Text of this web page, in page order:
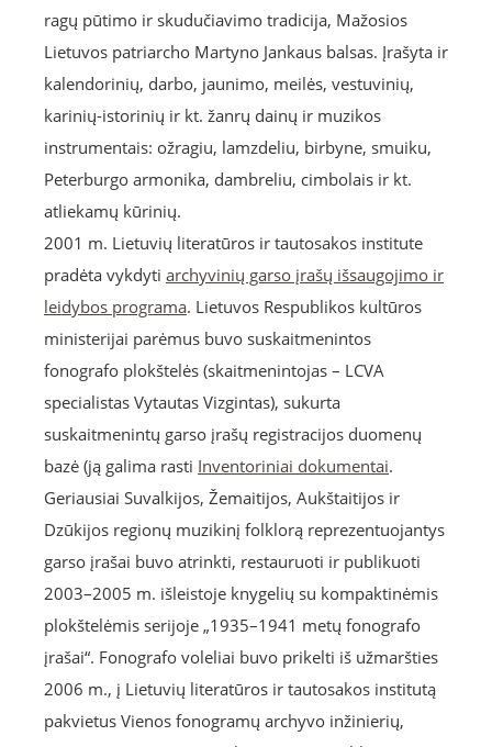
ragų pūtimo ir skudučiavimo tradicija, Mažosios
Lietuvos patriarcho Martyno Jankaus balsas. Įrašyta ir
kalendorinių, darbo, jaunimo, meilės, vestuvinių,
karinių-istorinių ir kt. žanrų dainų ir muzikos
instrumentais: ožragiu, lamzdeliu, birbyne, smuiku,
Peterburgo armonika, dambreliu, cimbolais ir kt.
atliekamų kūrinių.
2001 m. Lietuvių literatūros ir tautosakos institute
pradėta vykdyti archyvinių garso įrašų išsaugojimo ir
leidybos programa. Lietuvos Respublikos kultūros
ministerijai parėmus buvo suskaitmenintos
fonografo plokštelės (skaitmenintojas – LCVA
specialistas Vytautas Vizgintas), sukurta
suskaitmenintų garso įrašų registracijos duomenų
bazė (ją galima rasti Inventoriniai dokumentai.
Geriausiai Suvalkijos, Žemaitijos, Aukštaitijos ir
Dzūkijos regionų muzikinį folklorą reprezentuojantys
garso įrašai buvo atrinkti, restauruoti ir publikuoti
2003–2005 m. išleistoje knygelių su kompaktinėmis
plokštelėmis serijoje „1935–1941 metų fonografo
įrašai“. Fonografo voleliai buvo prikelti iš užmaršties
2006 m., į Lietuvių literatūros ir tautosakos institutą
pakvietus Vienos fonogramų archyvo inžinierių,